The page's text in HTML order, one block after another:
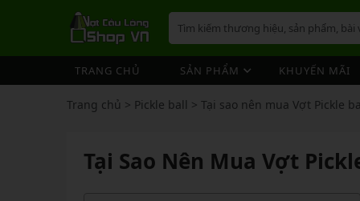
TRANG CHỦ SẢN PHẨM
VỢT CẦU LÔNG
Vợt Cầu Lông Victor
Giày Cầu Lông Mizuno
VỢT CẦU LÔNG
VỢT
GIÀY
GIÀY
ÁO CẦU LÔNG
ÁO
ÁO
QUẦN
TÚI/
TÚI/
ỐNG
PHỤ
NÓN
KHUYẾN MÃI
Trang chủ > Pickle ball > Tại sao nên mua Vợt Pickle
Tại Sao Nên Mua Vợt